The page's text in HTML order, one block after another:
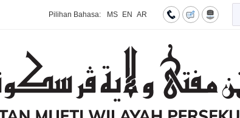
Pilihan Bahasa: MS EN AR